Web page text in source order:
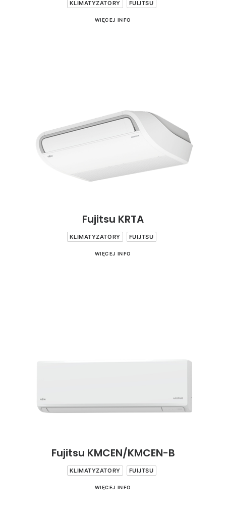
KLIMATYZATORY FUIJTSU
WIĘCEJ INFO
Fujitsu KRTA
KLIMATYZATORY FUIJTSU
WIĘCEJ INFO
Fujitsu KMCEN/KMCEN-B
KLIMATYZATORY FUIJTSU
WIĘCEJ INFO